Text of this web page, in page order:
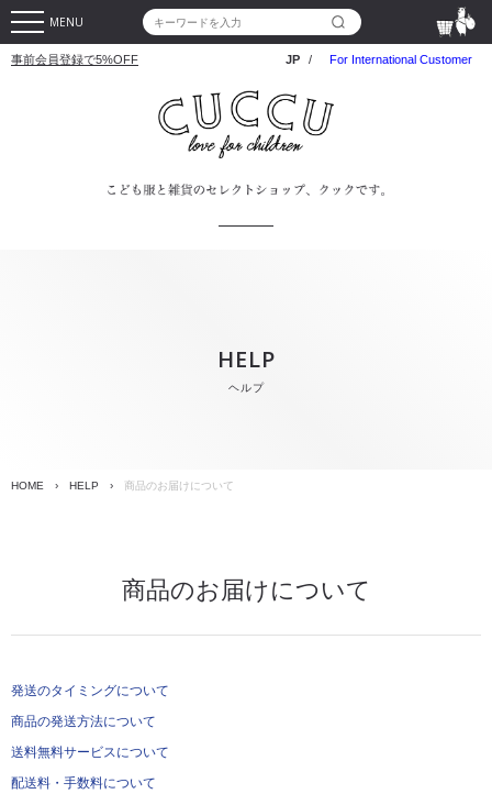
MENU
事前会員登録で5%OFF JP / For International Customer
HELP
ヘルプ
HOME › HELP › 商品のお届けについて
商品のお届けについて
発送のタイミングについて
商品の発送方法について
送料無料サービスについて
配送料・手数料について